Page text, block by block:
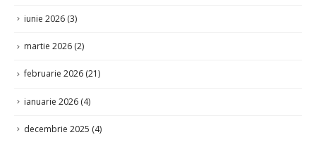
iunie 2026 (3)
martie 2026 (2)
februarie 2026 (21)
ianuarie 2026 (4)
decembrie 2025 (4)